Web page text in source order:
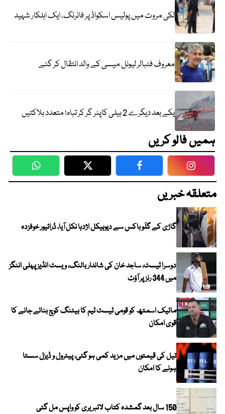
لکی مروت میں پولیس اسکواڈ پر فائرنگ، ایک اہلکار شہید
معروف فٹبالر لیونل میسی کے والد انتقال کر گئے
یکے بعد دیگرے 2 ہیلی کاپٹر گر کر تباہ؛ متعدد ہلاکتیں
ہمیں فالو کریں
WhatsApp Twitter Facebook
متعلقہ خبریں
گاڑی کے گلَو باکس سے دیوہیکل اژدہا نکل آیا، ڈرائیور خوفزدہ
دوسرا ٹیسٹ، ساجد خان کی شاندار بالنگ، ویسٹ انڈیز پہلی اننگز
میں 344 رنز پر آؤٹ
مائیک اسمتھ کو قومی ٹیسٹ ٹیم کا بیٹنگ کوچ بنائے جانے کا
قوی امکان
تیل کی قیمتوں میں مزید کمی ہو گئی، پیٹرول و ڈیزل سستا
ہونے کا امکان
150 سال بعد گمشدہ کتاب لائبریری کو واپس مل گئی